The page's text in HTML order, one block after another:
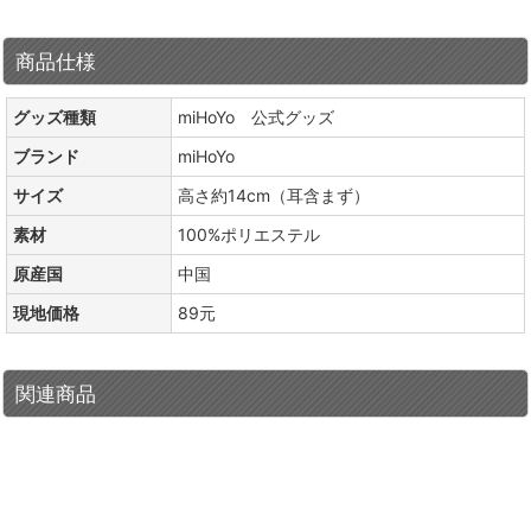
商品仕様
グッズ種類
miHoYo 公式グッズ
ブランド
miHoYo
サイズ
高さ約14cm（耳含まず）
素材
100%ポリエステル
原産国
中国
現地価格
89元
関連商品